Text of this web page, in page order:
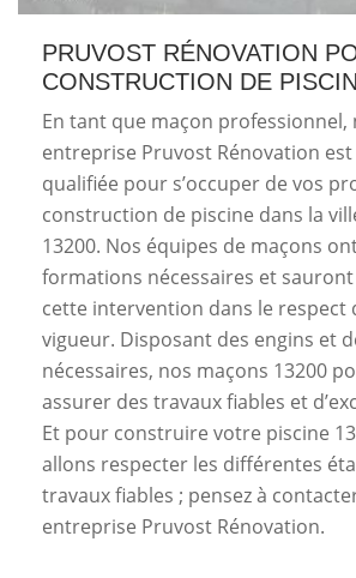
PRUVOST RÉNOVATION
CONSTRUCTION DE
En tant que maçon professionnel,
entreprise Pruvost Rénovation
qualifiée pour s’occuper de vos
construction de piscine dans la
13200. Nos équipes de maçons
formations nécessaires et sauront
cette intervention dans le respect
vigueur. Disposant des engins et
nécessaires, nos maçons 13200
assurer des travaux fiables et
Et pour construire votre piscine
allons respecter les différentes
travaux fiables ; pensez à
entreprise Pruvost Rénovation.